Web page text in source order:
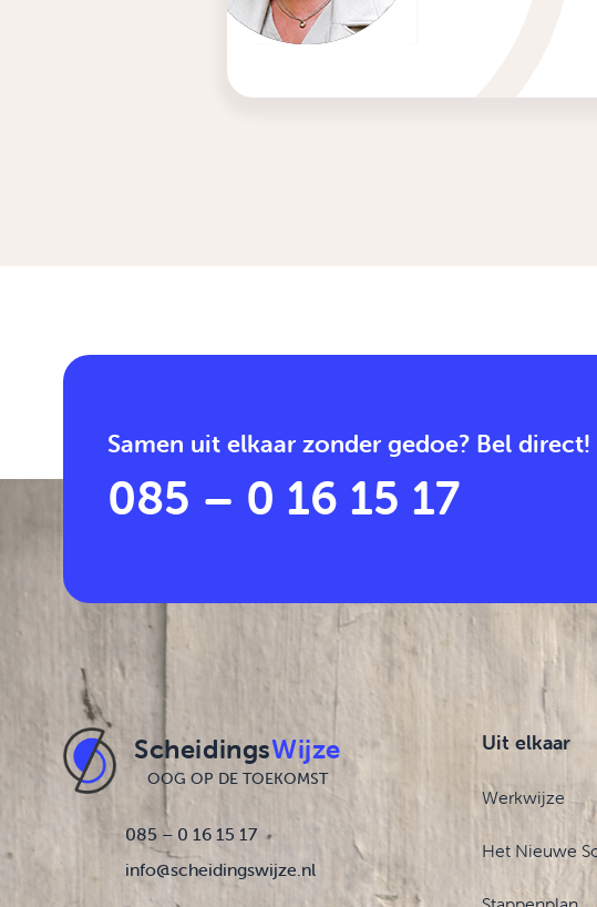
Samen uit elkaar zonder gedoe? Bel direct!
085 – 0 16 15 17
ScheidingsWijze
OOG OP DE TOEKOMST
085 – 0 16 15 17
info@scheidingswijze.nl
Uit elkaar
Werkwijze
Het Nieuwe